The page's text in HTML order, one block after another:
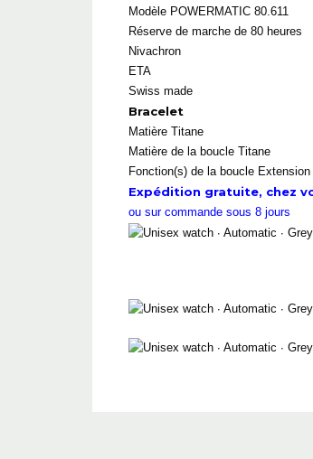
Modèle POWERMATIC 80.611
Réserve de marche de 80 heures
Nivachron
ETA
Swiss made
Bracelet
Matière Titane
Matière de la boucle Titane
Fonction(s) de la boucle Extension
Expédition gratuite, chez
ou sur commande sous 8 jours